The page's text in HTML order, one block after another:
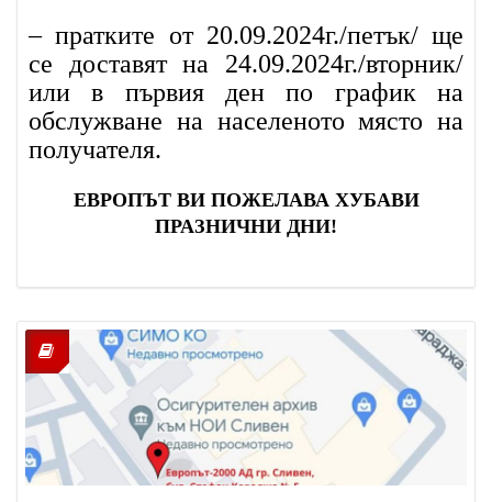
– пратките от 20.09.2024г./петък/ ще
се доставят на 24.09.2024г./вторник/
или в първия ден по график на
обслужване на населеното място на
получателя.
ЕВРОПЪТ ВИ ПОЖЕЛАВА ХУБАВИ
ПРАЗНИЧНИ ДНИ!